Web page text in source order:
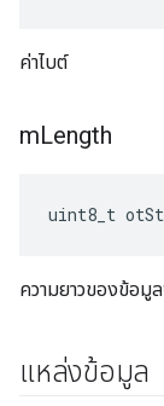
ค่าไบต์
mLength
uint8_t
ความยาวของข้อมู
แหล่งข้อมูล